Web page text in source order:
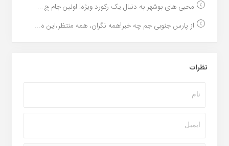
محبی های بوشهر به دنبال یک رکورد ویژه! اولین جام ج...
از پارس جنوبی جم چه خبر!همه نگران، همه منتظر،این ه...
نظرات